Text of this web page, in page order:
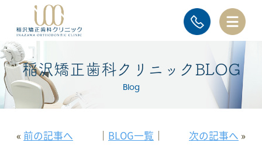
稲沢矯正歯科クリニックBLOG
Blog
« 前の記事へ │ BLOG一覧 │ 次の記事へ »